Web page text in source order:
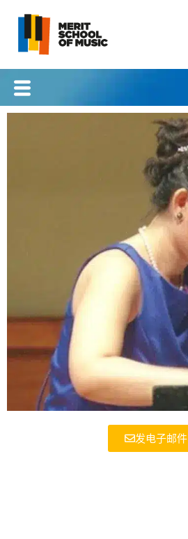
发电子邮件